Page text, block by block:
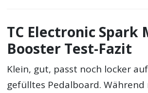
TC Electronic Spark
Booster Test-Fazit
Klein, gut, passt noch locker
gefülltes Pedalboard. Während